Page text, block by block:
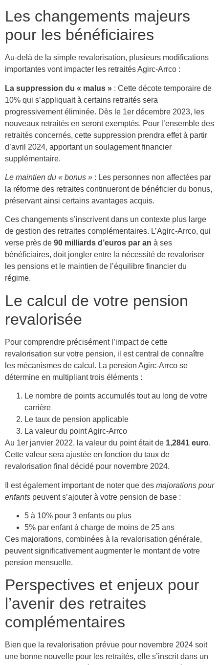
Les changements majeurs
pour les bénéficiaires
Au-delà de la simple revalorisation, plusieurs modifications
importantes vont impacter les retraités Agirc-Arrco :
La suppression du « malus » : Cette décote temporaire de
10% qui s’appliquait à certains retraités sera
progressivement éliminée. Dès le 1er décembre 2023, les
nouveaux retraités en seront exemptés. Pour l’ensemble des
retraités concernés, cette suppression prendra effet à partir
d’avril 2024, apportant un soulagement financier
supplémentaire.
Le maintien du « bonus » : Les personnes non affectées par
la réforme des retraites continueront de bénéficier du bonus,
préservant ainsi certains avantages acquis.
Ces changements s’inscrivent dans un contexte plus large
de gestion des retraites complémentaires. L’Agirc-Arrco, qui
verse près de 90 milliards d’euros par an à ses
bénéficiaires, doit jongler entre la nécessité de revaloriser
les pensions et le maintien de l’équilibre financier du
régime.
Le calcul de votre pension
revalorisée
Pour comprendre précisément l’impact de cette
revalorisation sur votre pension, il est central de connaître
les mécanismes de calcul. La pension Agirc-Arrco se
détermine en multipliant trois éléments :
Le nombre de points accumulés tout au long de votre
carrière
Le taux de pension applicable
La valeur du point Agirc-Arrco
Au 1er janvier 2022, la valeur du point était de 1,2841 euro.
Cette valeur sera ajustée en fonction du taux de
revalorisation final décidé pour novembre 2024.
Il est également important de noter que des majorations pour
enfants peuvent s’ajouter à votre pension de base :
5 à 10% pour 3 enfants ou plus
5% par enfant à charge de moins de 25 ans
Ces majorations, combinées à la revalorisation générale,
peuvent significativement augmenter le montant de votre
pension mensuelle.
Perspectives et enjeux pour
l’avenir des retraites
complémentaires
Bien que la revalorisation prévue pour novembre 2024 soit
une bonne nouvelle pour les retraités, elle s’inscrit dans un